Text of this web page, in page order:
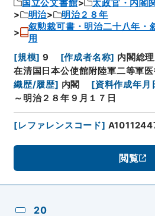
国立公文書館 太政官・内閣
明治
明治２８年
叙勲裁可書・明治二十八年・
用
[規模] 9 [作成者名称] 内閣総
在清国日本公使館附陸軍二等軍
織歴/履歴] 内閣 [資料作成年月
～明治２８年９月１７日
[レファレンスコード]
閲覧
20